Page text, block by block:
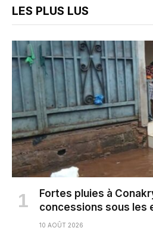
LES PLUS LUS
Fortes pluies à
concessions sous les
10 AOÛT 2026